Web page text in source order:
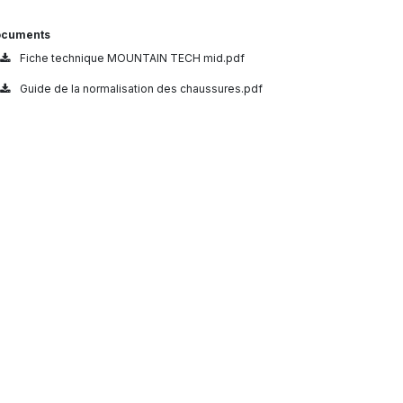
Fiche technique MOUNTAIN TECH mid.pdf
Guide de la normalisation des chaussures.pdf